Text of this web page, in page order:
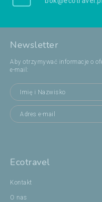
Newsletter
Aby otrzymywać informacje o
e-mail:
Ecotravel
Kontakt
O nas